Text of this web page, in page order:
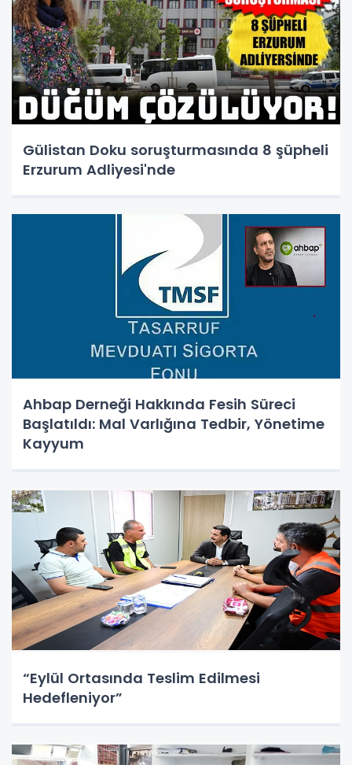
Gülistan Doku soruşturmasında 8 şüpheli
Erzurum Adliyesi'nde
Ahbap Derneği Hakkında Fesih Süreci
Başlatıldı: Mal Varlığına Tedbir, Yönetime
Kayyum
“Eylül Ortasında Teslim Edilmesi
Hedefleniyor”